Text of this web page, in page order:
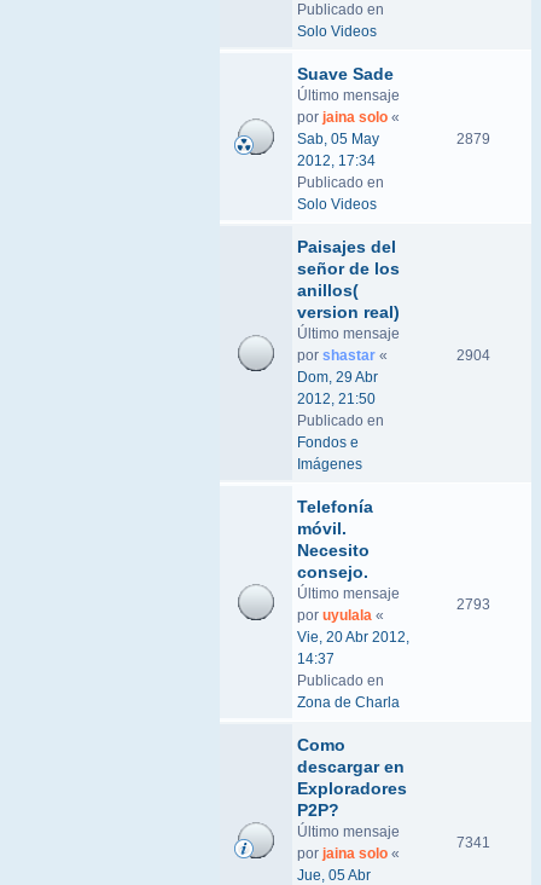
Publicado en
Solo Videos
Suave Sade
Último mensaje
por jaina solo «
Sab, 05 May
2012, 17:34
Publicado en
Solo Videos
2879
Paisajes del
señor de los
anillos(
version real)
Último mensaje
por shastar «
Dom, 29 Abr
2012, 21:50
Publicado en
Fondos e
Imágenes
2904
Telefonía
móvil.
Necesito
consejo.
Último mensaje
por uyulala «
Vie, 20 Abr 2012,
14:37
Publicado en
Zona de Charla
2793
Como
descargar en
Exploradores
P2P?
Último mensaje
por jaina solo «
Jue, 05 Abr
7341